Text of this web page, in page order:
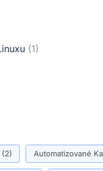
(1)
(2) Automatizované